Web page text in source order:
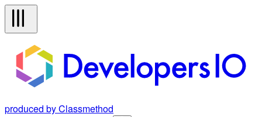
produced by Classmethod